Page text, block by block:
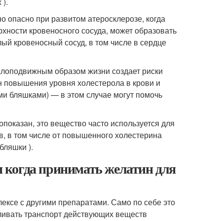
при развитом атеросклерозе, когда
кровеносного сосуда, может образовать
кровеносный сосуд, в том числе в сердце
образом жизни создает риски
повышения уровня холестерола в крови и
бляшками) — в этом случае могут помочь
это вещество часто используется для
в том числе от повышенного холестерина
).
принимать желатин для
с другими препаратами. Само по себе это
транспорт действующих веществ